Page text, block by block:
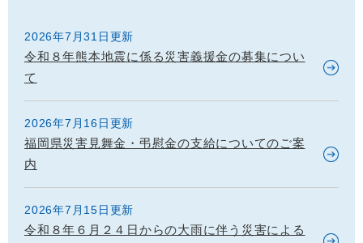
2026年7月31日更新
令和８年熊本地震に係る災害義援金の募集につい
て
2026年7月16日更新
福岡県災害見舞金・弔慰金の支給についてのご案
内
2026年7月15日更新
令和８年６月２４日からの大雨に伴う災害による